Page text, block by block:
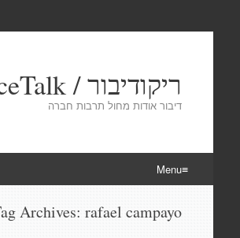
ריקודיבור / DanceTalk
דיבור אודות מחול תרבות חברה
Menu
Archives:rafael campayo